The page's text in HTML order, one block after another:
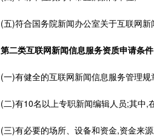
(五)符合国务院新闻办公室关于互联网
第二类互联网新闻信息服务资质申请条件
(一)有健全的互联网新闻信息服务管理规
(二)有10名以上专职新闻编辑人员;其中,
(三)有必要的场所、设备和资金,资金来